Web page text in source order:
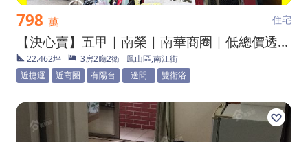
798 萬 住宅
【決心賣】五甲｜南榮｜南華商圈｜低總價透天二樓
22.462坪 3房2廳2衛
鳳山區,南江街
近捷運
近商圈 有陽台 邊間 雙衛浴